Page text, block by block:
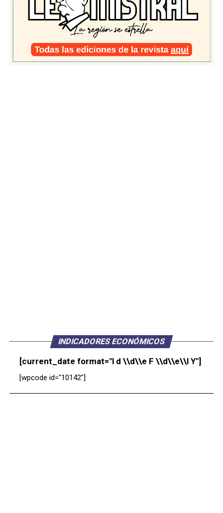
INDICADORES ECONÓMICOS
[current_date format="l d \\d\\e F \\d\\e\\l Y"]
[wpcode id="10142"]